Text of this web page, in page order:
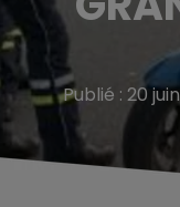
Publié : 20